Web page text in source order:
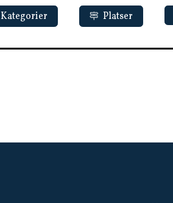
Kategorier Platser